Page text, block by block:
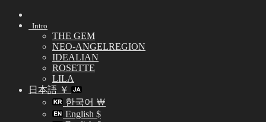
Skip
Intro
THE GEM
NEO-ANGELREGION
IDEALIAN
ROSETTE
LILA
日本語 ￥
한국어 ￦
English $